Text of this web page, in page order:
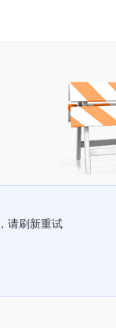
请刷新重试